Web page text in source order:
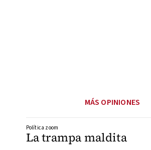
MÁS OPINIONES
La trampa maldita
Política zoom